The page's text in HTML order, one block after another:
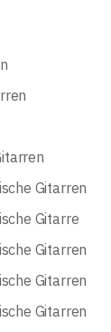
Gitarren
Gitarre
Gitarren
Gitarren
Gitarren